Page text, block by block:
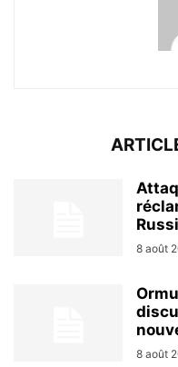
8 août
8 août